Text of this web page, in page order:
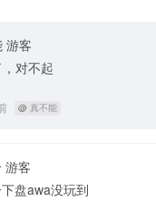
游客
对不起
@ 真不能
游客
盘awa没玩到